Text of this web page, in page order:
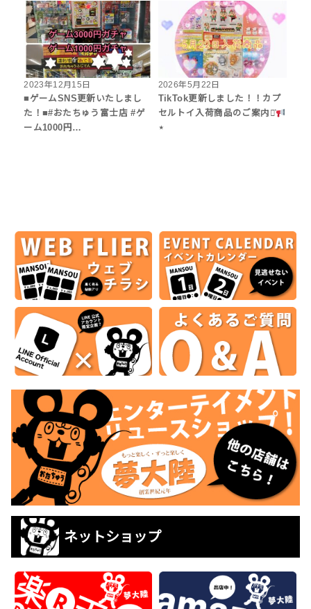
2023年12月15日
■ゲームSNS更新いたしまし
た！■#おたちゅう富士店 #ゲ
ーム1000円…
2026年5月22日
TikTok更新しました！！カプ
セルトイ入荷商品のご案内⋆͛
⋆
ネットショップ